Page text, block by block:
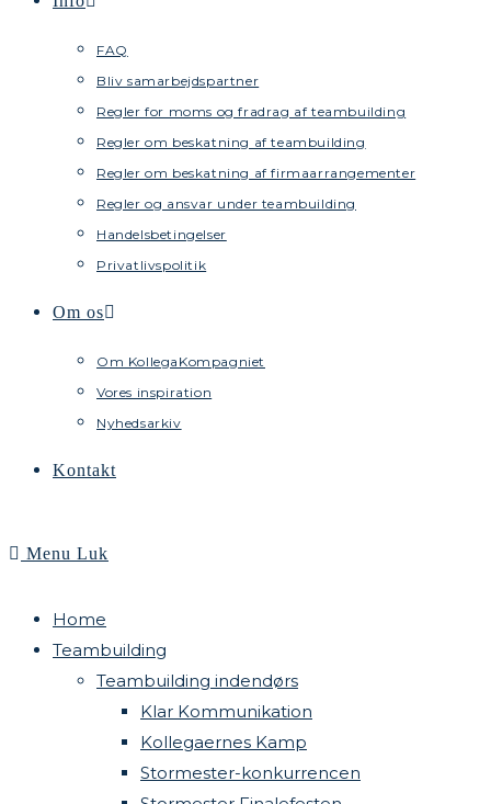
FAQ
Bliv samarbejdspartner
Regler for moms og fradrag af teambuilding
Regler om beskatning af teambuilding
Regler om beskatning af firmaarrangementer
Regler og ansvar under teambuilding
Handelsbetingelser
Privatlivspolitik
Om os
Om KollegaKompagniet
Vores inspiration
Nyhedsarkiv
Kontakt
Menu Luk
Home
Teambuilding
Teambuilding indendørs
Klar Kommunikation
Kollegaernes Kamp
Stormester-konkurrencen